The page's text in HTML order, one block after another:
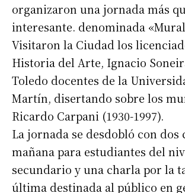
organizaron una jornada más
interesante. denominada
Visitaron la Ciudad los
Historia del Arte, Ignacio
Toledo docentes de la
Martín, disertando sobre los
Ricardo Carpani (1930-1997).
La jornada se desdobló con dos
mañana para estudiantes del
secundario y una charla por la
última destinada al público en